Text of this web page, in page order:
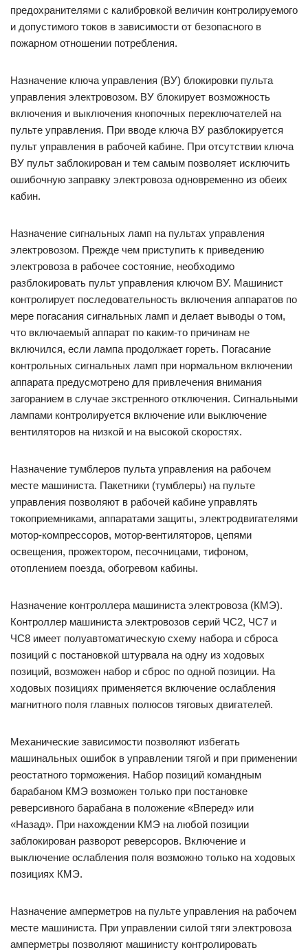
предохранителями с калибровкой величин контролируемого
и допустимого токов в зависимости от безопасного в
пожарном отношении потребления.
Назначение ключа управления (ВУ) блокировки пульта
управления электровозом. ВУ блокирует возможность
включения и выключения кнопочных переключателей на
пульте управления. При вводе ключа ВУ разблокируется
пульт управления в рабочей кабине. При отсутствии ключа
ВУ пульт заблокирован и тем самым позволяет исключить
ошибочную заправку электровоза одновременно из обеих
кабин.
Назначение сигнальных ламп на пультах управления
электровозом. Прежде чем приступить к приведению
электровоза в рабочее состояние, необходимо
разблокировать пульт управления ключом ВУ. Машинист
контролирует последовательность включения аппаратов по
мере погасания сигнальных ламп и делает выводы о том,
что включаемый аппарат по каким-то причинам не
включился, если лампа продолжает гореть. Погасание
контрольных сигнальных ламп при нормальном включении
аппарата предусмотрено для привлечения внимания
загоранием в случае экстренного отключения. Сигнальными
лампами контролируется включение или выключение
вентиляторов на низкой и на высокой скоростях.
Назначение тумблеров пульта управления на рабочем
месте машиниста. Пакетники (тумблеры) на пульте
управления позволяют в рабочей кабине управлять
токоприемниками, аппаратами защиты, электродвигателями
мотор-компрессоров, мотор-вентиляторов, цепями
освещения, прожектором, песочницами, тифоном,
отоплением поезда, обогревом кабины.
Назначение контроллера машиниста электровоза (КМЭ).
Контроллер машиниста электровозов серий ЧС2, ЧС7 и
ЧС8 имеет полуавтоматическую схему набора и сброса
позиций с постановкой штурвала на одну из ходовых
позиций, возможен набор и сброс по одной позиции. На
ходовых позициях применяется включение ослабления
магнитного поля главных полюсов тяговых двигателей.
Механические зависимости позволяют избегать
машинальных ошибок в управлении тягой и при применении
реостатного торможения. Набор позиций командным
барабаном КМЭ возможен только при постановке
реверсивного барабана в положение «Вперед» или
«Назад». При нахождении КМЭ на любой позиции
заблокирован разворот реверсоров. Включение и
выключение ослабления поля возможно только на ходовых
позициях КМЭ.
Назначение амперметров на пульте управления на рабочем
месте машиниста. При управлении силой тяги электровоза
амперметры позволяют машинисту контролировать